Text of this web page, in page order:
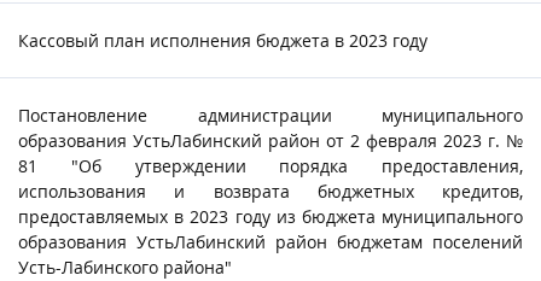
Кассовый план исполнения бюджета в 2023 году
Постановление администрации муниципального
образования УстьЛабинский район от 2 февраля 2023 г. №
81 "Об утверждении порядка предоставления,
использования и возврата бюджетных кредитов,
предоставляемых в 2023 году из бюджета муниципального
образования УстьЛабинский район бюджетам поселений
Усть-Лабинского района"